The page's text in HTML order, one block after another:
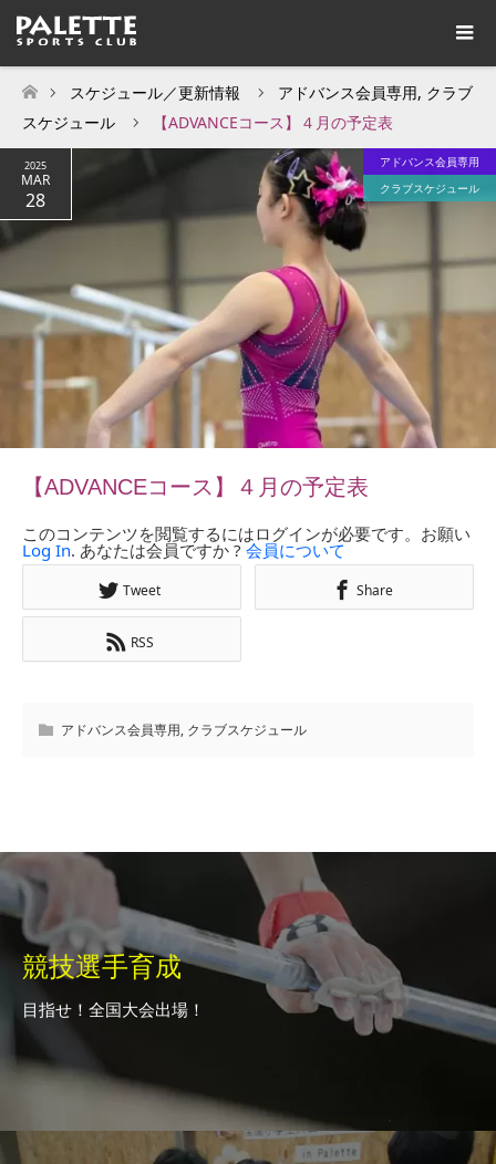
ホーム
スケジュール／更新情報 アドバンス会員専用, クラブ
スケジュール
【ADVANCEコース】４月の予定表
2025
MAR
28
アドバンス会員専用
クラブスケジュール
【ADVANCEコース】４月の予定表
このコンテンツを閲覧するにはログインが必要です。お願い
Log In. あなたは会員ですか ? 会員について
Tweet Share
RSS
アドバンス会員専用, クラブスケジュール
競技選手育成
目指せ！全国大会出場！